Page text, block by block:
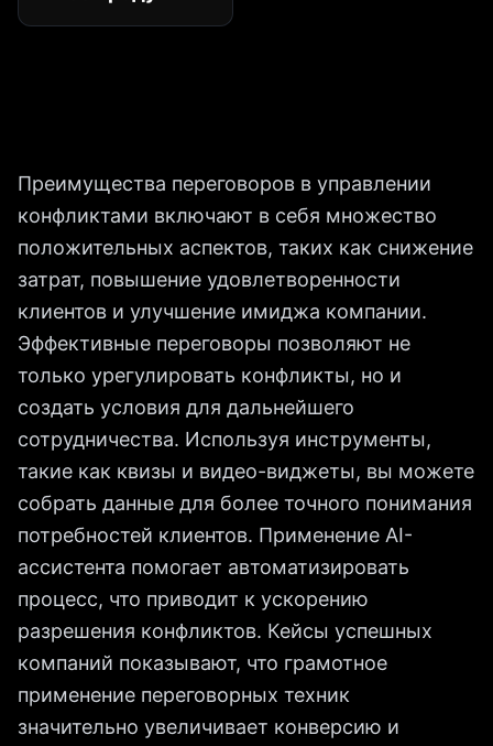
Преимущества переговоров в управлении
конфликтами включают в себя множество
положительных аспектов, таких как снижение
затрат, повышение удовлетворенности
клиентов и улучшение имиджа компании.
Эффективные переговоры позволяют не
только урегулировать конфликты, но и
создать условия для дальнейшего
сотрудничества. Используя инструменты,
такие как квизы и видео-виджеты, вы можете
собрать данные для более точного понимания
потребностей клиентов. Применение AI-
ассистента помогает автоматизировать
процесс, что приводит к ускорению
разрешения конфликтов. Кейсы успешных
компаний показывают, что грамотное
применение переговорных техник
значительно увеличивает конверсию и